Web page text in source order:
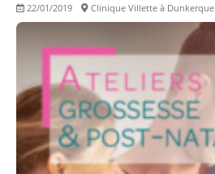
22/01/2019 Clinique Villette à Dunkerque